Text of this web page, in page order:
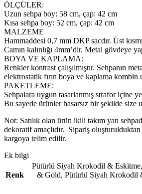
ÖLÇÜLER:
Uzun sehpa boy: 58 cm, çap: 42 cm
Kısa sehpa boy: 52 cm, çap: 42 cm
MALZEME
Hammaddesi 0,7 mm DKP sacdır. Üst
Camın kalınlığı 4mm’dir. Metal gövdeye
BOYA VE KAPLAMA:
Renkler kontrast çalışılmıştır. Sehpanın
elektrostatik fırın boya ve kaplama kombin
PAKETLEME:
Sehpalara uygun tasarlanmış strafor içine
Bu sayede ürünler hasarsız bir şekilde size
Not: Satılık olan ürün ikili takım yan
dekoratif amaçlıdır. Sipariş
kargoya telim edilir.
Ek bilgi
Renk
Pütürlü Siyah Krokodil & Eskitme,
& Gold, Pütürlü Siyah Krokodil